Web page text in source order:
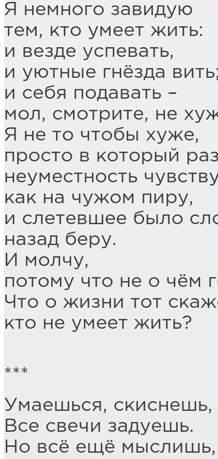
Я немного завидую
тем, кто умеет жить:
и везде успевать,
и уютные гнёзда
и себя подавать –
мол, смотрите, не
Я не то чтобы хуже,
просто в который
неуместность
как на чужом пиру,
и слетевшее было
назад беру.
И молчу,
потому что не о чём
Что о жизни тот
кто не умеет жить?
***
Умаешься, скиснешь,
Все свечи задуешь.
Но всё ещё мыслишь,